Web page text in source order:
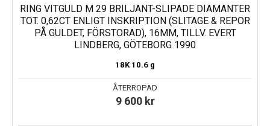
RING VITGULD M 29 BRILJANT-SLIPADE DIAMANTER
TOT. 0,62CT ENLIGT INSKRIPTION (SLITAGE & REPOR
PÅ GULDET, FÖRSTORAD), 16MM, TILLV. EVERT
LINDBERG, GÖTEBORG 1990
18K 10.6 g
ÅTERROPAD
9 600 kr